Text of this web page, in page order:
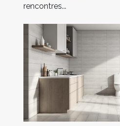
rencontres...